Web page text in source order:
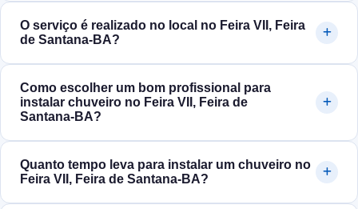
O serviço é realizado no local no Feira VII, Feira
de Santana‑BA?
Como escolher um bom profissional para
instalar chuveiro no Feira VII, Feira de
Santana‑BA?
Quanto tempo leva para instalar um chuveiro no
Feira VII, Feira de Santana‑BA?